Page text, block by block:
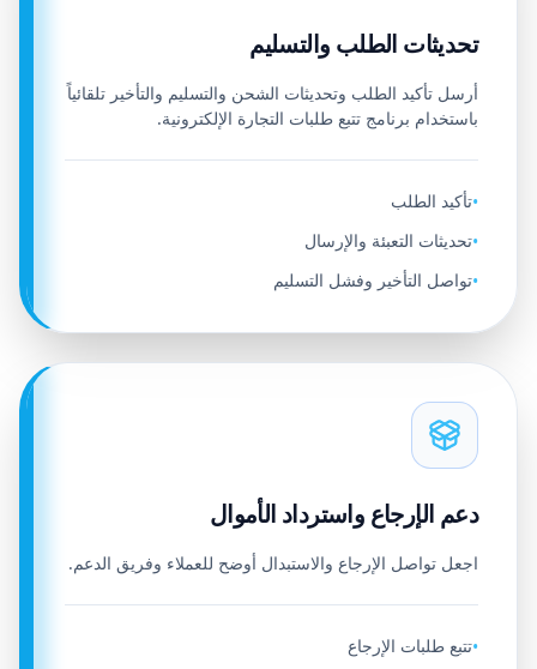
تحديثات الطلب والتسليم
أرسل تأكيد الطلب وتحديثات الشحن والتسليم والتأخير تلقائياً
باستخدام برنامج تتبع طلبات التجارة الإلكترونية.
•تأكيد الطلب
•تحديثات التعبئة والإرسال
•تواصل التأخير وفشل التسليم
دعم الإرجاع واسترداد الأموال
اجعل تواصل الإرجاع والاستبدال أوضح للعملاء وفريق الدعم.
•تتبع طلبات الإرجاع